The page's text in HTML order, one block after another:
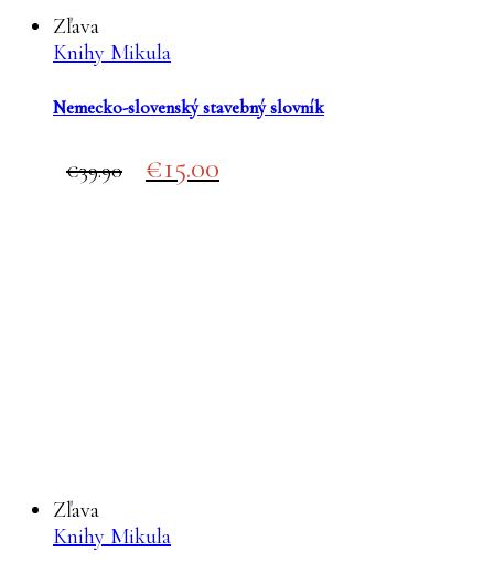
Zľava
Knihy Mikula
Nemecko-slovenský stavebný slovník
39.90
Original
price
15.00
price
Zľava
Knihy Mikula